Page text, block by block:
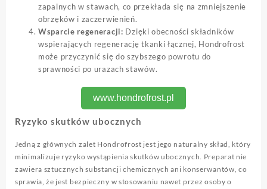
zapalnych w stawach, co przekłada się na zmniejszenie
obrzęków i zaczerwienień.
Wsparcie regeneracji: Dzięki obecności składników
wspierających regenerację tkanki łącznej, Hondrofrost
może przyczynić się do szybszego powrotu do
sprawności po urazach stawów.
www.hondrofrost.pl
Ryzyko skutków ubocznych
Jedną z głównych zalet Hondrofrost jest jego naturalny skład, który
minimalizuje ryzyko wystąpienia skutków ubocznych. Preparat nie
zawiera sztucznych substancji chemicznych ani konserwantów, co
sprawia, że jest bezpieczny w stosowaniu nawet przez osoby o